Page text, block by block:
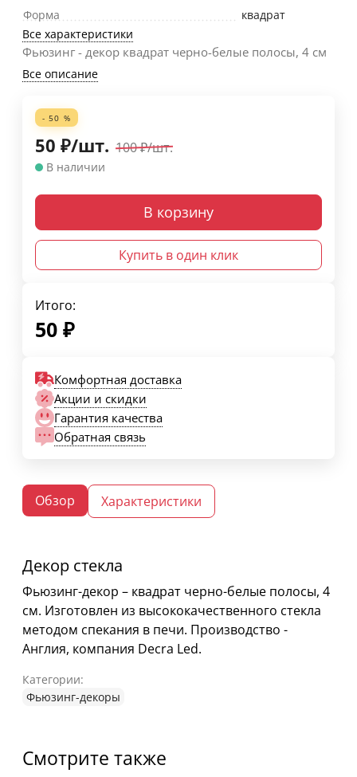
Форма
квадрат
Все характеристики
Фьюзинг - декор квадрат черно-белые полосы, 4 см
Все описание
- 50 %
50 ₽/шт. 100₽/шт.
В наличии
В корзину
Купить в один клик
Итого:
50 ₽
Комфортная доставка
Акции и скидки
Гарантия качества
Обратная связь
Обзор Характеристики
Декор стекла
Фьюзинг-декор – квадрат черно-белые полосы, 4
см. Изготовлен из высококачественного стекла
методом спекания в печи. Производство -
Англия, компания Decra Led.
Категории:
Фьюзинг-декоры
Смотрите также